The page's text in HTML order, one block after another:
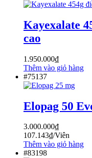
Kayexalate
cao
1.950.000₫
Thêm vào giỏ hàng
#75137
Elopag 50
3.000.000₫
107.143₫/Viên
Thêm vào giỏ hàng
#83198